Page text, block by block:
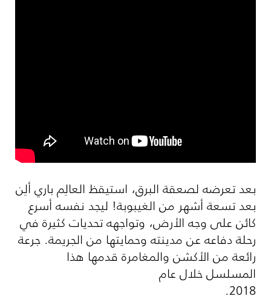
بعد تعرضه لصعقة البرق، استيقظ العالِم باري ألِن
بعد تسعة أشهر من الغيبوبة! ليجد نفسه أسرع
كائن على وجه الأرض، وتواجهه تحديات كثيرة في
رحلة دفاعه عن مدينته وحمايتها من الجريمة. جرعة
رائعة من الأكشن والمغامرة قدمها هذا
المسلسل خلال عام
2018.